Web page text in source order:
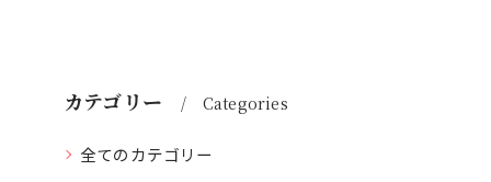
カテゴリー Categories
全てのカテゴリー